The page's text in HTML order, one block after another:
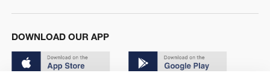
DOWNLOAD OUR APP